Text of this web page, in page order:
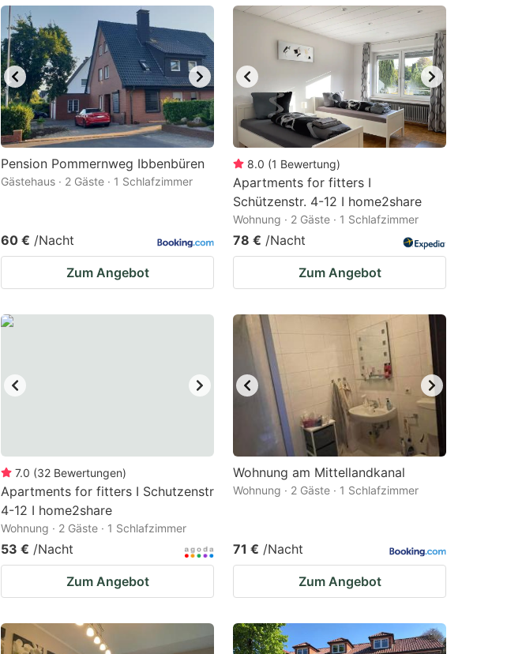
Pension Pommernweg Ibbenbüren
Gästehaus · 2 Gäste · 1 Schlafzimmer
60 € /Nacht
Zum Angebot
8.0 (1 Bewertung)
Apartments for fitters I
Schützenstr. 4-12 I home2share
Wohnung · 2 Gäste · 1 Schlafzimmer
78 € /Nacht
Zum Angebot
7.0 (32 Bewertungen)
Apartments for fitters I Schutzenstr
4-12 I home2share
Wohnung · 2 Gäste · 1 Schlafzimmer
53 € /Nacht
Zum Angebot
Wohnung am Mittellandkanal
Wohnung · 2 Gäste · 1 Schlafzimmer
71 € /Nacht
Zum Angebot